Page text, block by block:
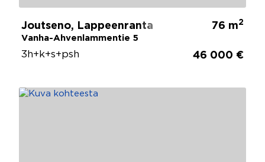
Joutseno, Lappeenranta
Vanha-Ahvenlammentie 5
76 m2
3h+k+s+psh 46 000 €